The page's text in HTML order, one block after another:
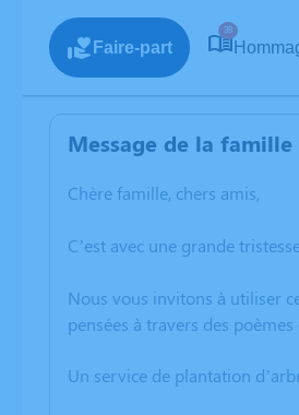
Faire-part
38
Message de la famille
Chère famille, chers amis,
C’est avec une grande
Nous vous invitons à utiliser
pensées à travers des
Un service de plantation